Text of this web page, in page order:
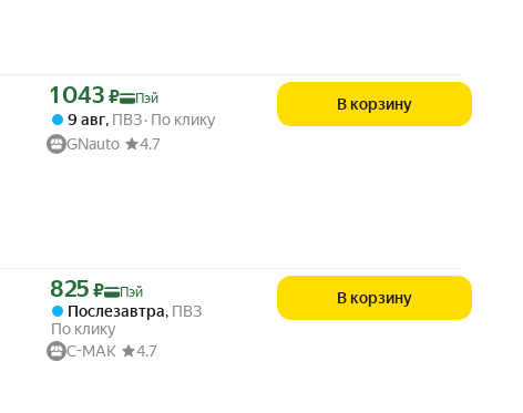
Цена с картой Яндекс Пэй 1043 ₽ вместо
1 043 ₽ Пэй
9 авг, ПВЗ По клику
GNauto
4.7
В корзину
Цена с картой Яндекс Пэй 825 ₽ вместо
825 ₽ Пэй
Послезавтра, ПВЗ
По клику
C-MAK
4.7
В корзину